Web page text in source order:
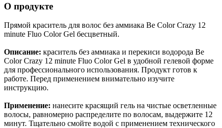
О продукте
Прямой краситель для волос без аммиака Be Color Crazy 12
minute Fluo Color Gel бесцветный.
Описание: краситель без аммиака и перекиси водорода Be
Color Crazy 12 minute Fluo Color Gel в удобной гелевой форме
для профессионального использования. Продукт готов к
работе. Перед применением внимательно изучите
инструкцию.
Применение: нанесите красящий гель на чистые осветленные
волосы, равномерно распределите по волосам, выдержите 12
минут. Тщательно смойте водой с применением технического